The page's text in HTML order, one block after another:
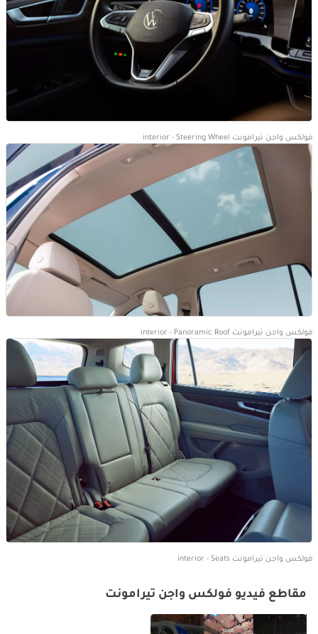
فولكس واجن تيرامونت interior - Steering Wheel
فولكس واجن تيرامونت interior - Panoramic Roof
فولكس واجن تيرامونت interior - Seats
مقاطع فيديو فولكس واجن تيرامونت